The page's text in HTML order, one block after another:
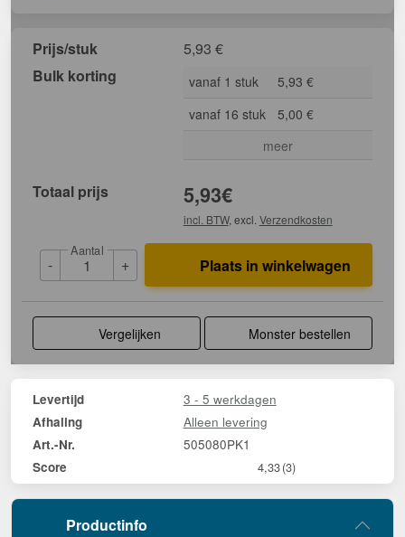
Prijs/stuk 5,93 €
Bulk korting
vanaf 1 stuk
5,93 €
vanaf 16 stuk
5,00 €
meer
Totaal prijs 5,93€
incl. BTW, excl. Verzendkosten
-
Aantal
+ Plaats in winkelwagen
Vergelijken Monster bestellen
Levertijd 3 - 5 werkdagen
Afhaling Alleen levering
Art.-Nr. 505080PK1
Score 4,33(3)
Productinfo